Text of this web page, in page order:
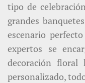
tipo de
grandes
escenario
expertos se
decoración
personalizado,